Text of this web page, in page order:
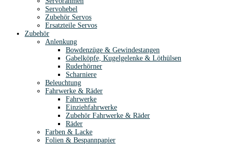
Servohebel
Zubehör Servos
Ersatzteile Servos
Zubehör
Anlenkung
Bowdenzüge & Gewindestangen
Gabelköpfe, Kugelgelenke & Löthülsen
Ruderhörner
Scharniere
Beleuchtung
Fahrwerke & Räder
Fahrwerke
Einziehfahrwerke
Zubehör Fahrwerke & Räder
Räder
Farben & Lacke
Folien & Bespannpapier